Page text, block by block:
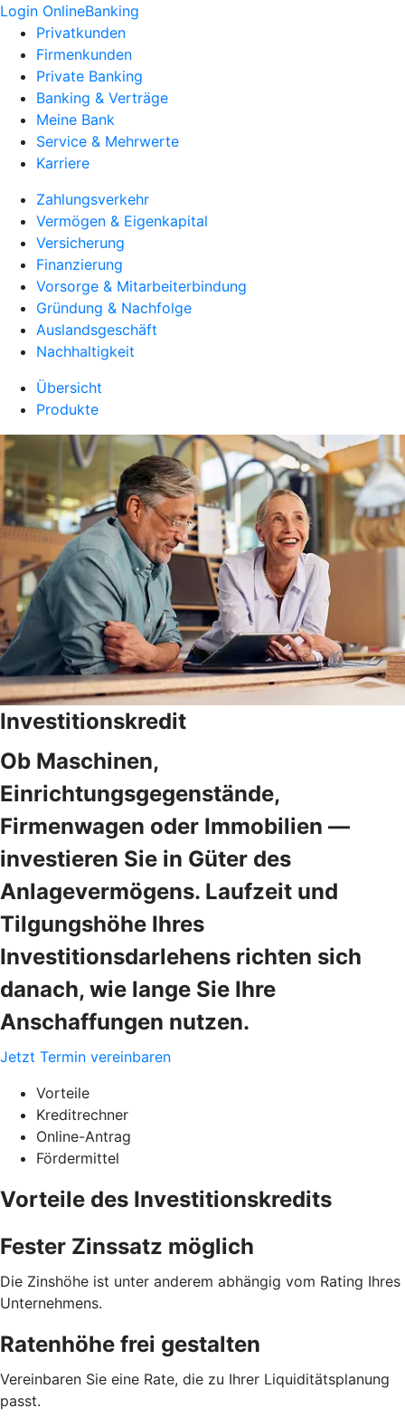
Login OnlineBanking
Privatkunden
Firmenkunden
Private Banking
Banking & Verträge
Meine Bank
Service & Mehrwerte
Karriere
Zahlungsverkehr
Vermögen & Eigenkapital
Versicherung
Finanzierung
Vorsorge & Mitarbeiterbindung
Gründung & Nachfolge
Auslandsgeschäft
Nachhaltigkeit
Übersicht
Produkte
Investitionskredit
Ob Maschinen,
Einrichtungsgegenstände,
Firmenwagen oder Immobilien —
investieren Sie in Güter des
Anlagevermögens. Laufzeit und
Tilgungshöhe Ihres
Investitionsdarlehens richten sich
danach, wie lange Sie Ihre
Anschaffungen nutzen.
Jetzt Termin vereinbaren
Vorteile
Kreditrechner
Online-Antrag
Fördermittel
Vorteile des Investitionskredits
Fester Zinssatz möglich
Die Zinshöhe ist unter anderem abhängig vom Rating Ihres
Unternehmens.
Ratenhöhe frei gestalten
Vereinbaren Sie eine Rate, die zu Ihrer Liquiditätsplanung
passt.